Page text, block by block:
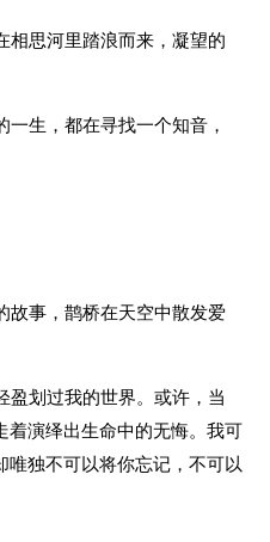
相思河里踏浪而来，凝望的
生，都在寻找一个知音，
故事，鹊桥在天空中散发爱
盈划过我的世界。或许，当
着演绎出生命中的无悔。我可
唯独不可以将你忘记，不可以